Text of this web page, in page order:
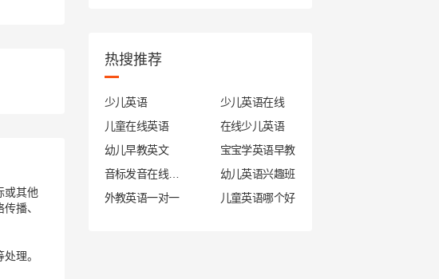
或其他
播、
理。
热搜推荐
少儿英语
少儿英语在线
儿童在线英语
在线少儿英语
幼儿早教英文
宝宝学英语早教
幼儿英语兴趣班
外教英语一对一
儿童英语哪个好